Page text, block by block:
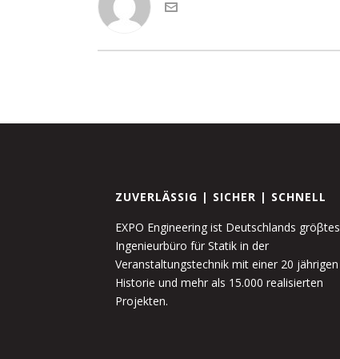
ZUVERLÄSSIG | SICHER | SCHNELL
EXPO Engineering ist Deutschlands gröβtes
Ingenieurbüro für Statik in der
Veranstaltungstechnik mit einer 20 jährigen
Historie und mehr als 15.000 realisierten
Projekten.